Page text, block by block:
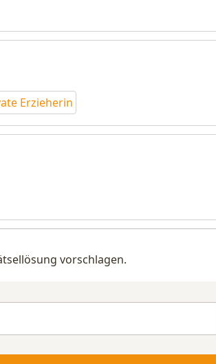
Erzieherin
vorschlagen.